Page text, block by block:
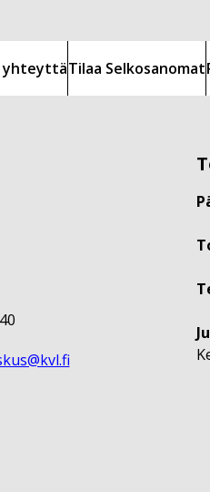
yhteyttäTilaa Selkosanomat